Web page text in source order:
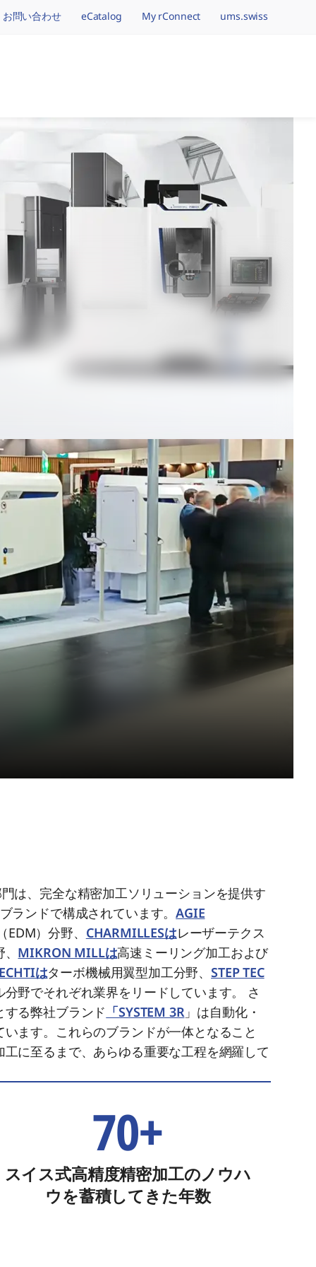
お問い合わせ eCatalog My rConnect ums.swiss
工ブランド、
は、完全な精密加工ソリューションを提供す
ランドで構成されています。AGIE
）分野、 CHARMILLESはレーザーテクス
MIKRON MILLは高速ミーリング加工および
はターボ機械用翼型加工分野、STEP TEC
野でそれぞれ業界をリードしています。 さ
する弊社ブランド 「SYSTEM 3R」は自動化・
ます。これらのブランドが一体となること
に至るまで、あらゆる重要な工程を網羅して
70+
スイス式高精度精密加工のノウハ
ウを蓄積してきた年数